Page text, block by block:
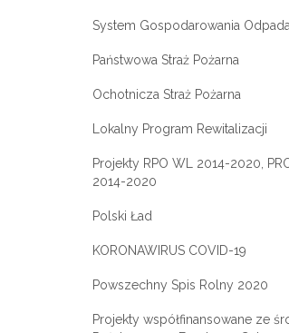
System Gospodarowania
Państwowa Straż Pożarna
Ochotnicza Straż Pożarna
Lokalny Program Rewitalizacji
Projekty RPO WL 2014-2020,
2014-2020
Polski Ład
KORONAWIRUS COVID-19
Powszechny Spis Rolny 2020
Projekty współfinansowane ze